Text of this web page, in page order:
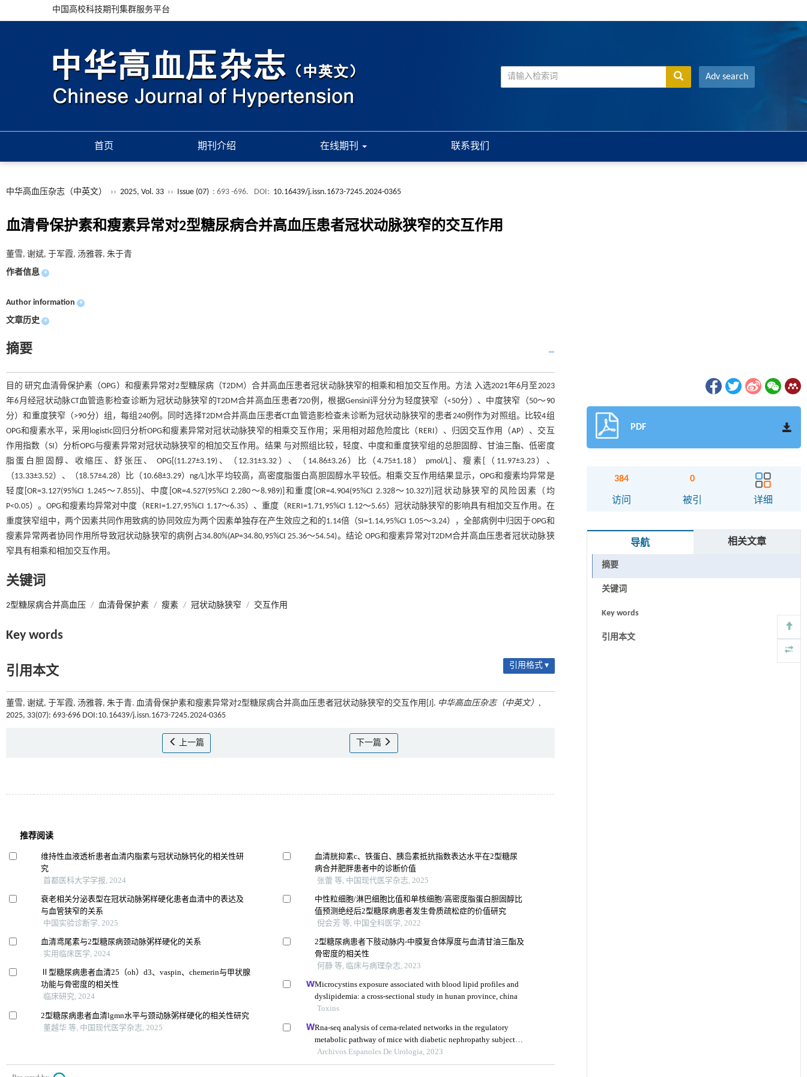
中国高校科技期刊集群服务平台
Adv search
首页 期刊介绍 在线期刊 联系我们
中华高血压杂志（中英文） ›› 2025, Vol. 33 ›› Issue (07) : 693 -696. DOI: 10.16439/j.issn.1673-7245.2024-0365
血清骨保护素和瘦素异常对2型糖尿病合并高血压患者冠状动脉狭窄的交互作用
董雪, 谢斌, 于军霞, 汤雅蓉, 朱于青
作者信息 +
Author information +
文章历史 +
摘要
目的 研究血清骨保护素（OPG）和瘦素异常对2型糖尿病（T2DM）合并高血压患者冠状动脉狭窄的相乘和相加交互作用。方法 入选2021年6月至2023
年6月经冠状动脉CT血管造影检查诊断为冠状动脉狭窄的T2DM合并高血压患者720例，根据Gensini评分分为轻度狭窄（<50分）、中度狭窄（50～90
分）和重度狭窄（>90分）组，每组240例。同时选择T2DM合并高血压患者CT血管造影检查未诊断为冠状动脉狭窄的患者240例作为对照组。比较4组
OPG和瘦素水平，采用logistic回归分析OPG和瘦素异常对冠状动脉狭窄的相乘交互作用；采用相对超危险度比（RERI）、归因交互作用（AP）、交互
作用指数（SI）分析OPG与瘦素异常对冠状动脉狭窄的相加交互作用。结果 与对照组比较，轻度、中度和重度狭窄组的总胆固醇、甘油三酯、低密度
脂蛋白胆固醇、收缩压、舒张压、 OPG[(11.27±3.19)、（12.31±3.32）、（14.86±3.26）比（4.75±1.18） pmol/L]、瘦素[（11.97±3.23）、
（13.33±3.52）、（18.57±4.28）比（10.68±3.29）ng/L]水平均较高，高密度脂蛋白高胆固醇水平较低。相乘交互作用结果显示，OPG和瘦素均异常是
轻度[OR=3.127(95%CI 1.245～7.855)]、中度[OR=4.527(95%CI 2.280～8.989)]和重度[OR=4.904(95%CI 2.328～10.327)]冠状动脉狭窄的风险因素（均
P<0.05）。OPG和瘦素均异常对中度（RERI=1.27,95%CI 1.17～6.35）、重度（RERI=1.71,95%CI 1.12～5.65）冠状动脉狭窄的影响具有相加交互作用。在
重度狭窄组中，两个因素共同作用致病的协同效应为两个因素单独存在产生效应之和的1.14倍（SI=1.14,95%CI 1.05～3.24），全部病例中归因于OPG和
瘦素异常两者协同作用所导致冠状动脉狭窄的病例占34.80%(AP=34.80,95%CI 25.36～54.54)。结论 OPG和瘦素异常对T2DM合并高血压患者冠状动脉狭
窄具有相乘和相加交互作用。
关键词
2型糖尿病合并高血压 / 血清骨保护素 / 瘦素 / 冠状动脉狭窄 / 交互作用
Key words
引用本文 引用格式 ▾
董雪, 谢斌, 于军霞, 汤雅蓉, 朱于青. 血清骨保护素和瘦素异常对2型糖尿病合并高血压患者冠状动脉狭窄的交互作用[J]. 中华高血压杂志（中英文） ,
2025, 33(07): 693-696 DOI:10.16439/j.issn.1673-7245.2024-0365
上一篇 下一篇
PDF
384
访问
0
被引 详细
导航 相关文章
摘要
关键词
Key words
引用本文